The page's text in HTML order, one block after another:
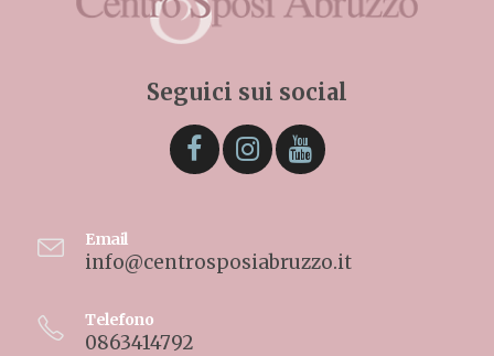
Seguici sui social
Email
info@centrosposiabruzzo.it
Telefono
0863414792